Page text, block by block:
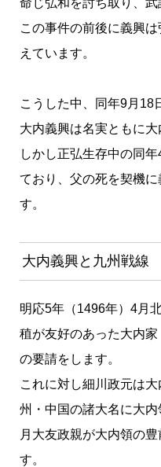
命じ弘和を討ち取り、武
この事件の前後に義興
えています。
こうした中、同年9月18
大内義興は名実ともに大
しかし正弘生存中の同
ており、父の死を契機
す。
大内義興と九州戦線
明応5年（1496年）4月
稙が友好のあった大内
の要請をします。
これに対し細川政元は
州・中国の諸大名に大
月大友政親が大内領の
す。